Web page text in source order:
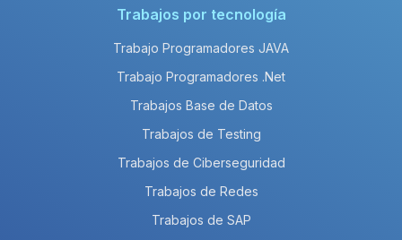
Trabajos por tecnología
Trabajo Programadores JAVA
Trabajo Programadores .Net
Trabajos Base de Datos
Trabajos de Testing
Trabajos de Ciberseguridad
Trabajos de Redes
Trabajos de SAP